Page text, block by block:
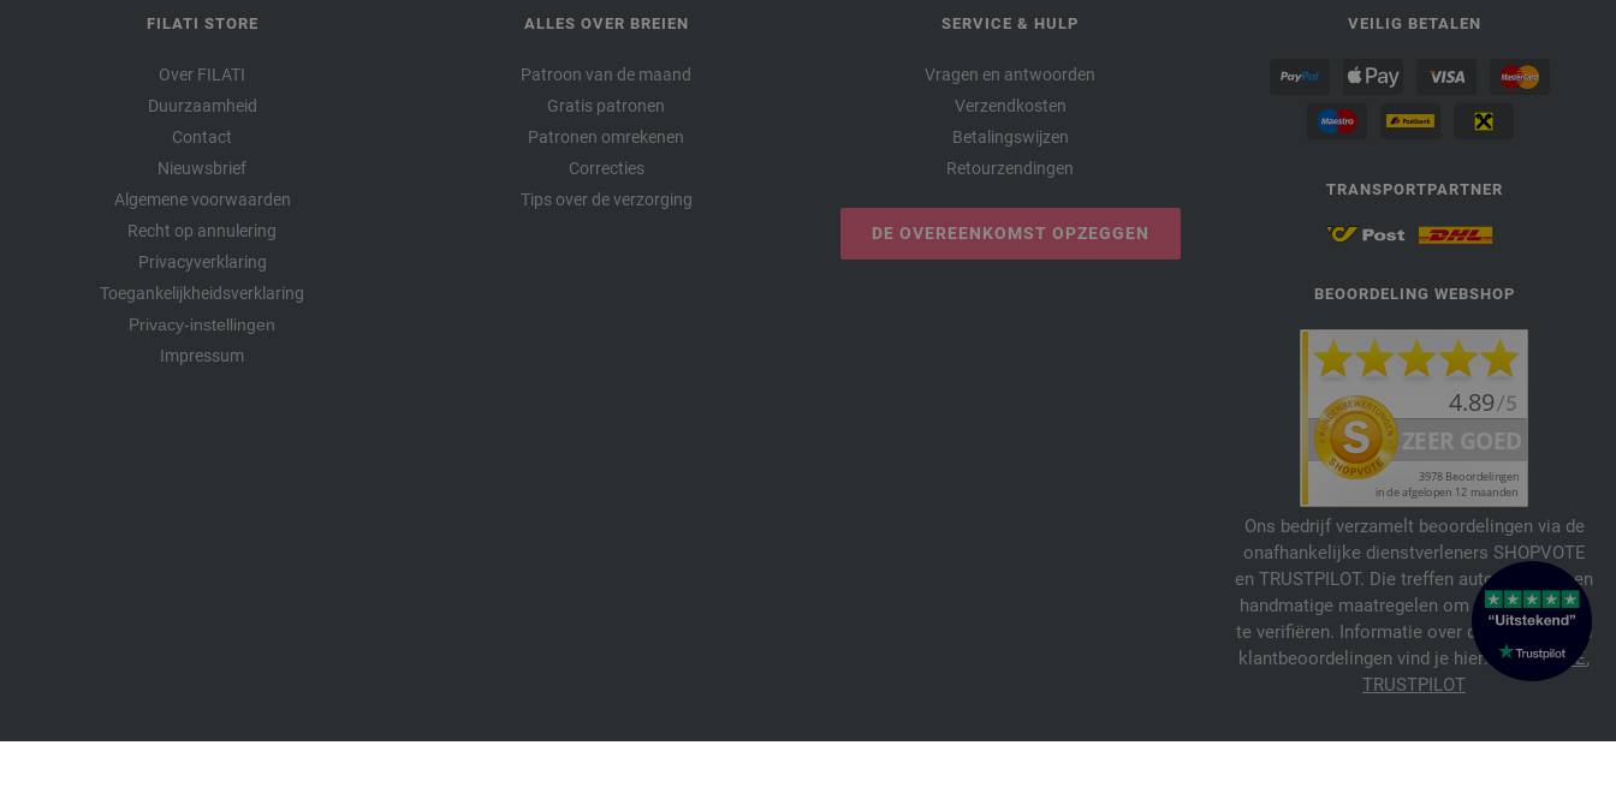
FILATI STORE
Over FILATI
Duurzaamheid
Contact
Nieuwsbrief
Algemene voorwaarden
Recht op annulering
Privacyverklaring
Toegankelijkheidsverklaring
Privacy-instellingen
Impressum
ALLES OVER BREIEN
Patroon van de maand
Gratis patronen
Patronen omrekenen
Correcties
Tips over de verzorging
SERVICE & HULP
Vragen en antwoorden
Verzendkosten
Betalingswijzen
Retourzendingen
DE OVEREENKOMST OPZEGGEN
VEILIG BETALEN
TRANSPORTPARTNER
BEOORDELING WEBSHOP
Ons bedrijf verzamelt beoordelingen via de
onafhankelijke dienstverleners SHOPVOTE
en TRUSTPILOT. Die treffen automatische en
handmatige maatregelen om beoordelingen
te verifiëren. Informatie over de echtheid van
klantbeoordelingen vind je hier: SHOPVOTE,
TRUSTPILOT